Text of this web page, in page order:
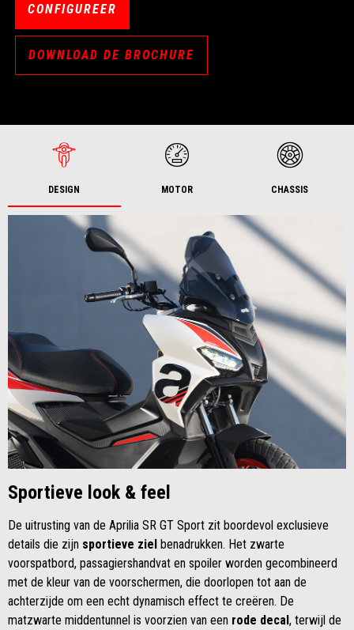
CONFIGUREER
DOWNLOAD DE BROCHURE
DESIGN MOTOR CHASSIS
Sportieve look & feel
De uitrusting van de Aprilia SR GT Sport zit boordevol exclusieve
details die zijn sportieve ziel benadrukken. Het zwarte
voorspatbord, passagiershandvat en spoiler worden gecombineerd
met de kleur van de voorschermen, die doorlopen tot aan de
achterzijde om een echt dynamisch effect te creëren. De
matzwarte middentunnel is voorzien van een rode decal , terwijl de